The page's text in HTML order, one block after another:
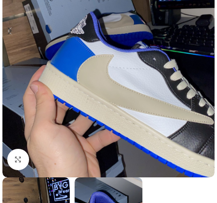
Büyütmek için tıklayın